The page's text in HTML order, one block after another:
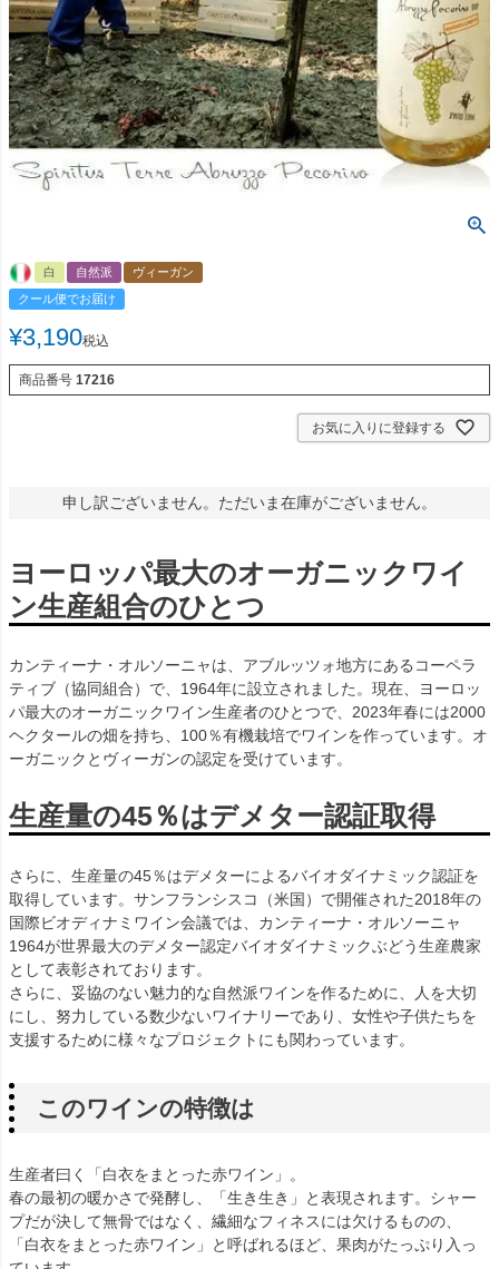
白 自然派
ヴィーガン
クール便でお届け
¥3,190税込
商品番号 17216
お気に入りに登録する
申し訳ございません。ただいま在庫がございません。
ヨーロッパ最大のオーガニックワイ
ン生産組合のひとつ
カンティーナ・オルソーニャは、アブルッツォ地方にあるコーペラ
ティブ（協同組合）で、1964年に設立されました。現在、ヨーロッ
パ最大のオーガニックワイン生産者のひとつで、2023年春には2000
ヘクタールの畑を持ち、100％有機栽培でワインを作っています。オ
ーガニックとヴィーガンの認定を受けています。
生産量の45％はデメター認証取得
さらに、生産量の45％はデメターによるバイオダイナミック認証を
取得しています。サンフランシスコ（米国）で開催された2018年の
国際ビオディナミワイン会議では、カンティーナ・オルソーニャ
1964が世界最大のデメター認定バイオダイナミックぶどう生産農家
として表彰されております。
さらに、妥協のない魅力的な自然派ワインを作るために、人を大切
にし、努力している数少ないワイナリーであり、女性や子供たちを
支援するために様々なプロジェクトにも関わっています。
このワインの特徴は
生産者曰く「白衣をまとった赤ワイン」。
春の最初の暖かさで発酵し、「生き生き」と表現されます。シャー
プだが決して無骨ではなく、繊細なフィネスには欠けるものの、
「白衣をまとった赤ワイン」と呼ばれるほど、果肉がたっぷり入っ